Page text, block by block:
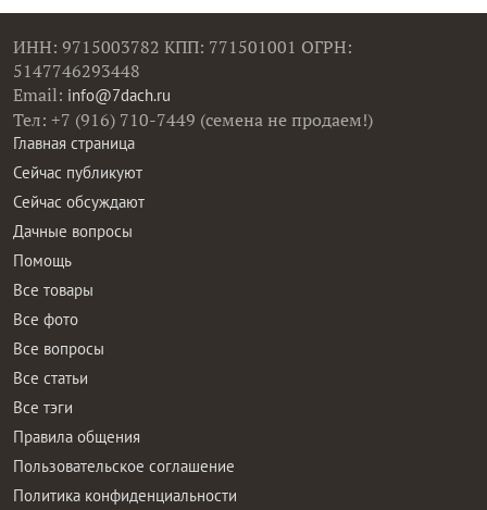
ИНН: 9715003782 КПП: 771501001 ОГРН:
5147746293448
Email: info@7dach.ru
Тел: +7 (916) 710-7449 (семена не продаем!)
Главная страница
Сейчас публикуют
Сейчас обсуждают
Дачные вопросы
Помощь
Все товары
Все фото
Все вопросы
Все статьи
Все тэги
Правила общения
Пользовательское соглашение
Политика конфиденциальности